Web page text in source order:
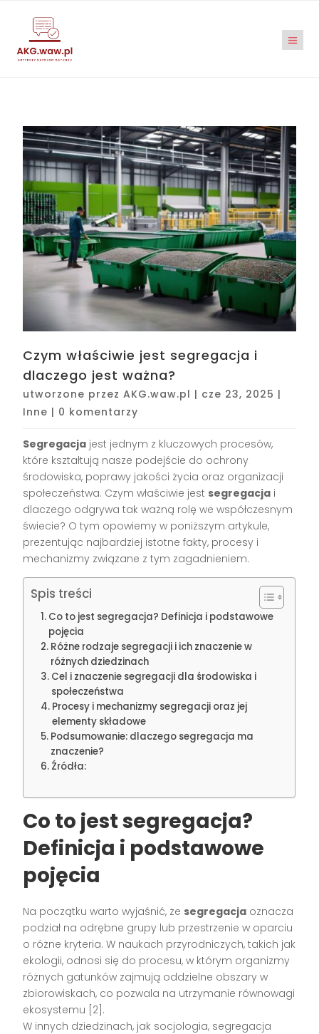
Czym właściwie jest segregacja i
dlaczego jest ważna?
utworzone przezAKG.waw.pl | cze 23, 2025 |
Inne | 0 komentarzy
Segregacja jest jednym z kluczowych procesów,
które kształtują nasze podejście do ochrony
środowiska, poprawy jakości życia oraz organizacji
społeczeństwa. Czym właściwie jest segregacja i
dlaczego odgrywa tak ważną rolę we współczesnym
świecie? O tym opowiemy w poniższym artykule,
prezentując najbardziej istotne fakty, procesy i
mechanizmy związane z tym zagadnieniem.
Spis treści
Co to jest segregacja? Definicja i podstawowe
pojęcia
Różne rodzaje segregacji i ich znaczenie w
różnych dziedzinach
Cel i znaczenie segregacji dla środowiska i
społeczeństwa
Procesy i mechanizmy segregacji oraz jej
elementy składowe
Podsumowanie: dlaczego segregacja ma
znaczenie?
Źródła:
Co to jest segregacja?
Definicja i podstawowe
pojęcia
Na początku warto wyjaśnić, że segregacja oznacza
podział na odrębne grupy lub przestrzenie w oparciu
o różne kryteria. W naukach przyrodniczych, takich jak
ekologii, odnosi się do procesu, w którym organizmy
różnych gatunków zajmują oddzielne obszary w
zbiorowiskach, co pozwala na utrzymanie równowagi
ekosystemu [2].
W innych dziedzinach, jak socjologia, segregacja